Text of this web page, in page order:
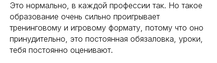
Это нормально, в каждой профессии так. Но такое
образование очень сильно проигрывает
тренинговому и игровому формату, потому что оно
принудительно, это постоянная обязаловка, уроки,
тебя постоянно оценивают.